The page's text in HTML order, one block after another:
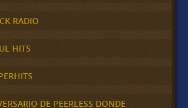
RADIO
HITS
DE PEERLESS DONDE